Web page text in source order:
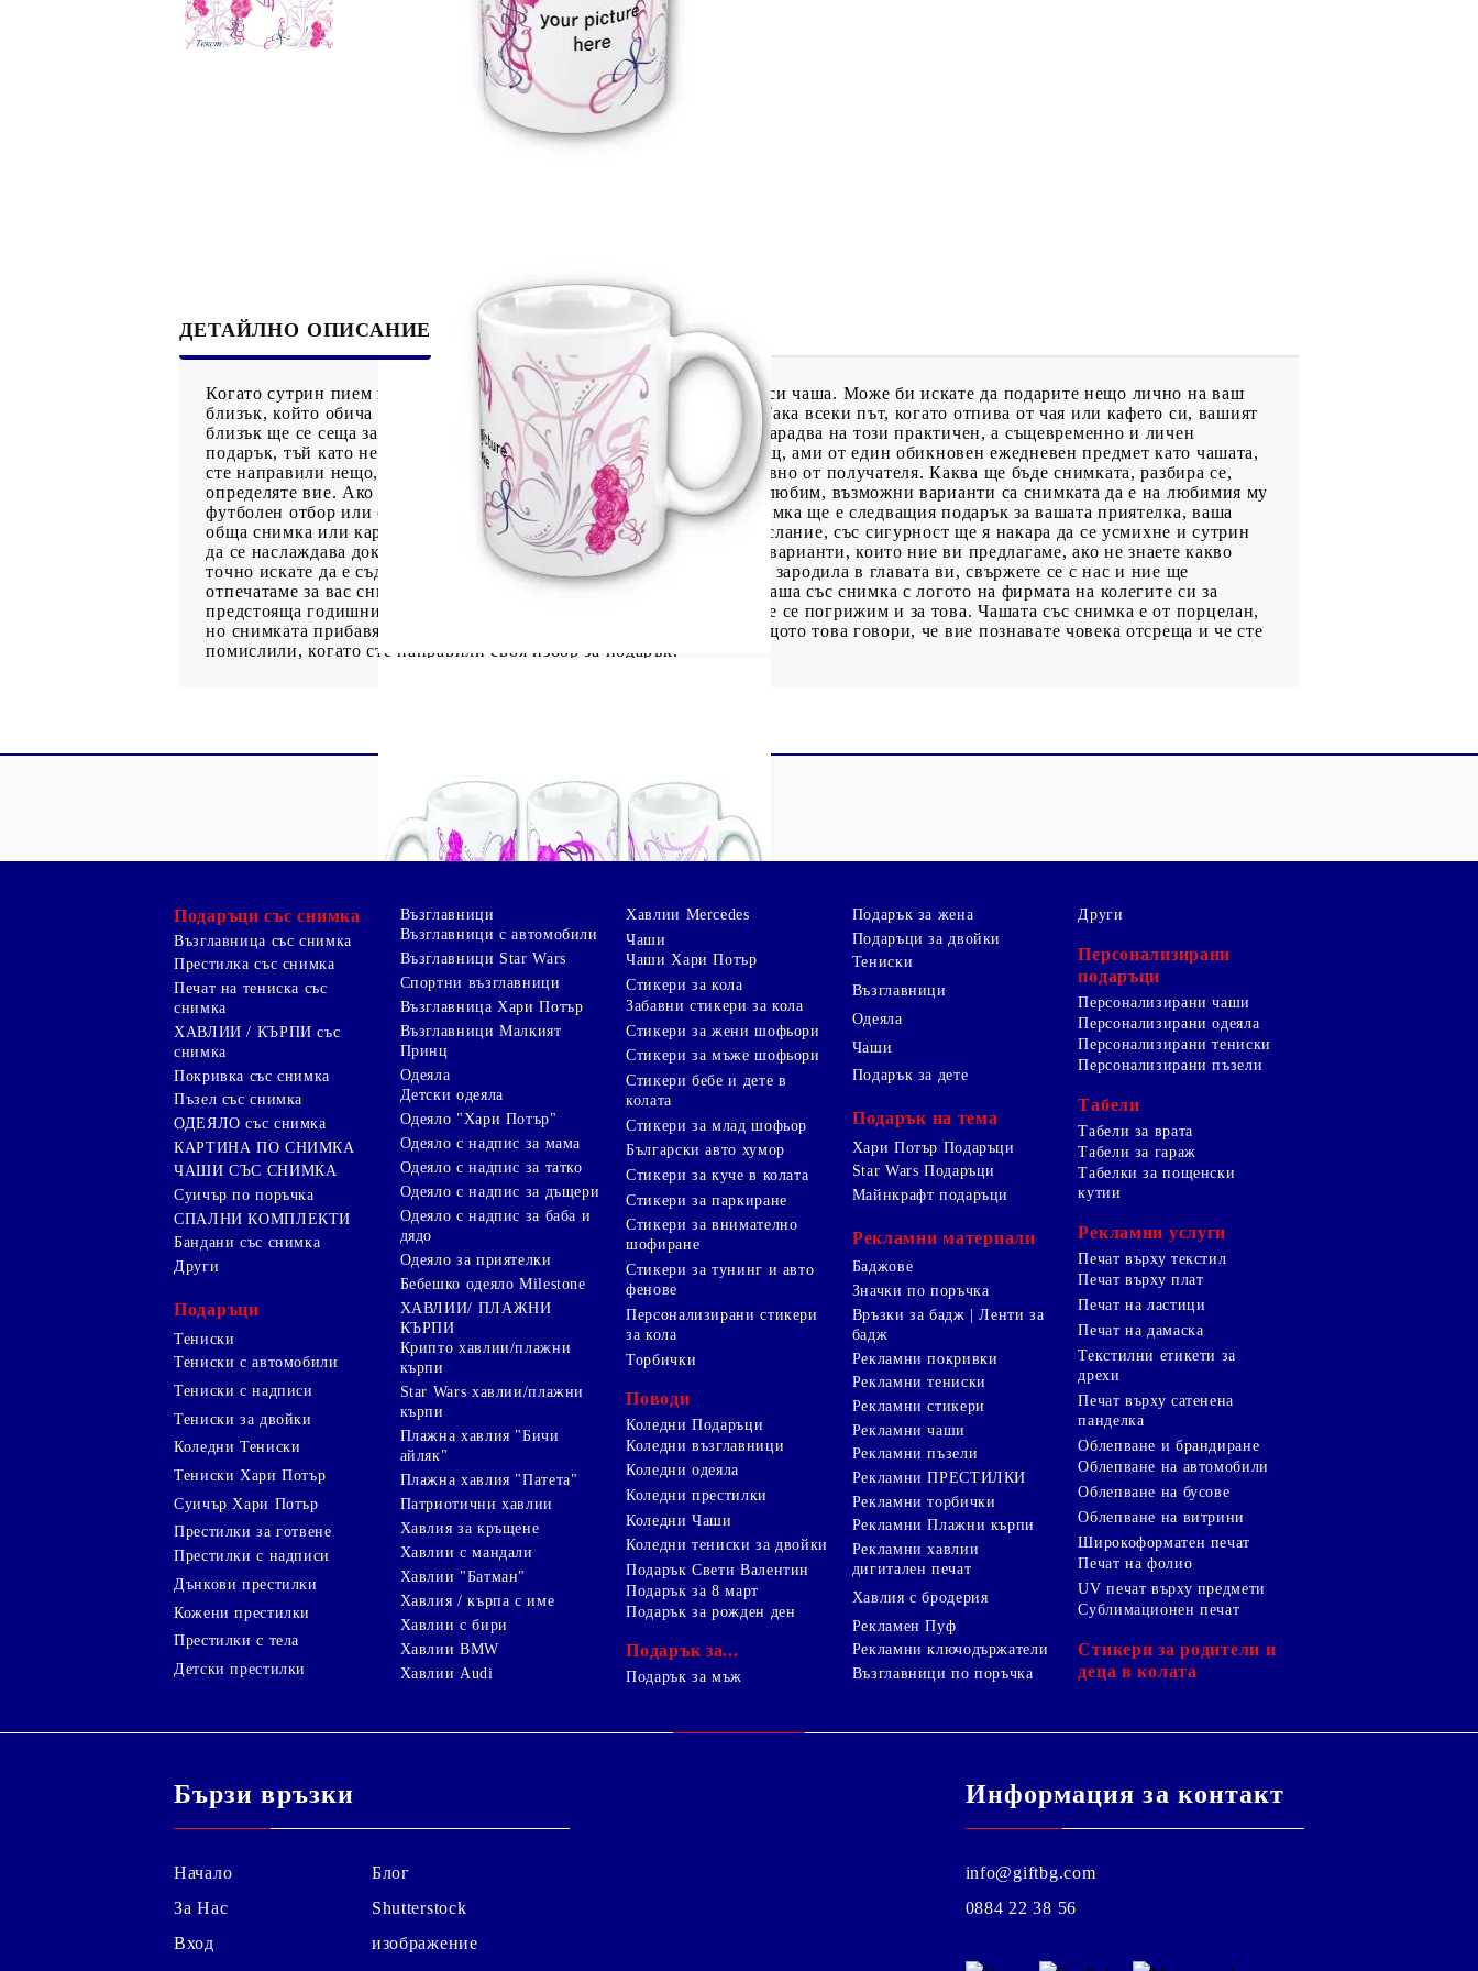
ДЕТАЙЛНО ОПИСАНИЕ
Когато сутрин пием кафе или чай, обикновено избираме любимата си чаша. Може би искате да подарите нещо лично на ваш
близък, който обича да пие кафе. А защо да не е чаша със снимка? Така всеки път, когато отпива от чая или кафето си, вашият
близък ще се сеща за вас. Независимо за кого е, получателят ще се зарадва на този практичен, а същевременно и личен
подарък, тъй като не сте отбили номера просто да купите дадена вещ, ами от един обикновен ежедневен предмет като чашата,
сте направили нещо, което ще носи радост и ще се използва ежедневно от получателя. Каква ще бъде снимката, разбира се,
определяте вие. Ако искате да подарите чаша със снимка на вашия любим, възможни варианти са снимката да е на любимия му
футболен отбор или определена марка кола. Ако пък чашата със снимка ще е следващия подарък за вашата приятелка, ваша
обща снимка или картинка с цветя и сърца, а защо не и с дадено послание, със сигурност ще я накара да се усмихне и сутрин
да се наслаждава докато отпива от кафето си. Това са само няколко варианти, които ние ви предлагаме, ако не знаете какво
точно искате да е съдържанието на снимката. А ако вече идеята се е зародила в главата ви, свържете се с нас и ние ще
отпечатаме за вас снимка върху чаша. Ако пък искате да подарите чаша със снимка с логото на фирмата на колегите си за
предстояща годишнина на компанията или даден празник, то ние ще се погрижим и за това. Чашата със снимка е от порцелан,
но снимката прибавя много повече стойност и сантименталност, защото това говори, че вие познавате човека отсреща и че сте
помислили, когато сте направили своя избор за подарък.
Подаръци със снимка
Възглавница със снимка
Престилка със снимка
Печат на тениска със
снимка
ХАВЛИИ / КЪРПИ със
снимка
Покривка със снимка
Пъзел със снимка
ОДЕЯЛО със снимка
КАРТИНА ПО СНИМКА
ЧАШИ СЪС СНИМКА
Суичър по поръчка
СПАЛНИ КОМПЛЕКТИ
Бандани със снимка
Други
Подаръци
Тениски
Тениски с автомобили
Тениски с надписи
Тениски за двойки
Коледни Тениски
Тениски Хари Потър
Суичър Хари Потър
Престилки за готвене
Престилки с надписи
Дънкови престилки
Кожени престилки
Престилки с тела
Детски престилки
Възглавници
Възглавници с автомобили
Възглавници Star Wars
Спортни възглавници
Възглавница Хари Потър
Възглавници Малкият
Принц
Одеяла
Детски одеяла
Одеяло "Хари Потър"
Одеяло с надпис за мама
Одеяло с надпис за татко
Одеяло с надпис за дъщери
Одеяло с надпис за баба и
дядо
Одеяло за приятелки
Бебешко одеяло Milestone
ХАВЛИИ/ ПЛАЖНИ
КЪРПИ
Крипто хавлии/плажни
кърпи
Star Wars хавлии/плажни
кърпи
Плажна хавлия "Бичи
айляк"
Плажна хавлия "Патета"
Патриотични хавлии
Хавлия за кръщене
Хавлии с мандали
Хавлии "Батман"
Хавлия / кърпа с име
Хавлии с бири
Хавлии BMW
Хавлии Audi
Хавлии Mercedes
Чаши
Чаши Хари Потър
Стикери за кола
Забавни стикери за кола
Стикери за жени шофьори
Стикери за мъже шофьори
Стикери бебе и дете в
колата
Стикери за млад шофьор
Български авто хумор
Стикери за куче в колата
Стикери за паркиране
Стикери за внимателно
шофиране
Стикери за тунинг и авто
фенове
Персонализирани стикери
за кола
Торбички
Поводи
Коледни Подаръци
Коледни възглавници
Коледни одеяла
Коледни престилки
Коледни Чаши
Коледни тениски за двойки
Подарък Свети Валентин
Подарък за 8 март
Подарък за рожден ден
Подарък за...
Подарък за мъж
Подарък за жена
Подаръци за двойки
Тениски
Възглавници
Одеяла
Чаши
Подарък за дете
Подарък на тема
Хари Потър Подаръци
Star Wars Подаръци
Майнкрафт подаръци
Рекламни материали
Баджове
Значки по поръчка
Връзки за бадж | Ленти за
бадж
Рекламни покривки
Рекламни тениски
Рекламни стикери
Рекламни чаши
Рекламни пъзели
Рекламни ПРЕСТИЛКИ
Рекламни торбички
Рекламни Плажни кърпи
Рекламни хавлии
дигитален печат
Хавлия с бродерия
Рекламен Пуф
Рекламни ключодържатели
Възглавници по поръчка
Други
Персонализирани
подаръци
Персонализирани чаши
Персонализирани одеяла
Персонализирани тениски
Персонализирани пъзели
Табели
Табели за врата
Табели за гараж
Табелки за пощенски
кутии
Рекламни услуги
Печат върху текстил
Печат върху плат
Печат на ластици
Печат на дамаска
Текстилни етикети за
дрехи
Печат върху сатенена
панделка
Облепване и брандиране
Облепване на автомобили
Облепване на бусове
Облепване на витрини
Широкоформатен печат
Печат на фолио
UV печат върху предмети
Сублимационен печат
Стикери за родители и
деца в колата
Бързи връзки
Начало
За Нас
Вход
Блог
Shutterstock
изображение
Информация за контакт
info@giftbg.com
0884 22 38 56